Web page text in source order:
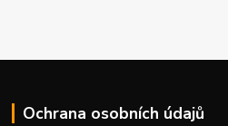
Ochrana osobních údajů